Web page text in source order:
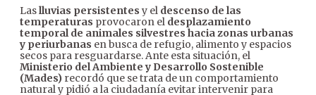
Laslluvias persistentes y el descenso de las
temperaturas provocaron el desplazamiento
temporal de animales silvestres hacia zonas urbanas
y periurbanas en busca de refugio, alimento y espacios
secos para resguardarse. Ante esta situación, el
Ministerio del Ambiente y Desarrollo Sostenible
(Mades) recordó que se trata de un comportamiento
natural y pidió a la ciudadanía evitar intervenir para